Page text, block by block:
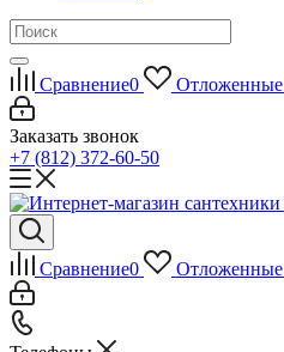
Сравнение0 Отложенные
Заказать звонок
+7 (812) 372-60-50
Сравнение0 Отложенные